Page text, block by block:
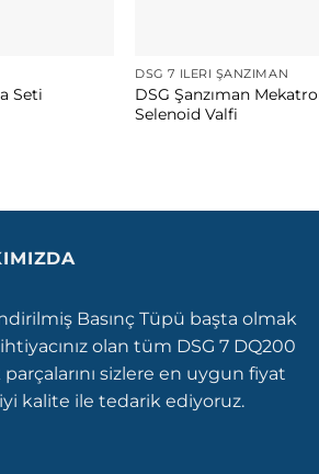
Seti
DSG 7 İLERI ŞANZIMAN
DSG Şanzıman
Selenoid Valfi
Basınç Tüpü başta olmak
olan tüm DSG 7 DQ200
sizlere en uygun fiyat
kalite ile tedarik ediyoruz.